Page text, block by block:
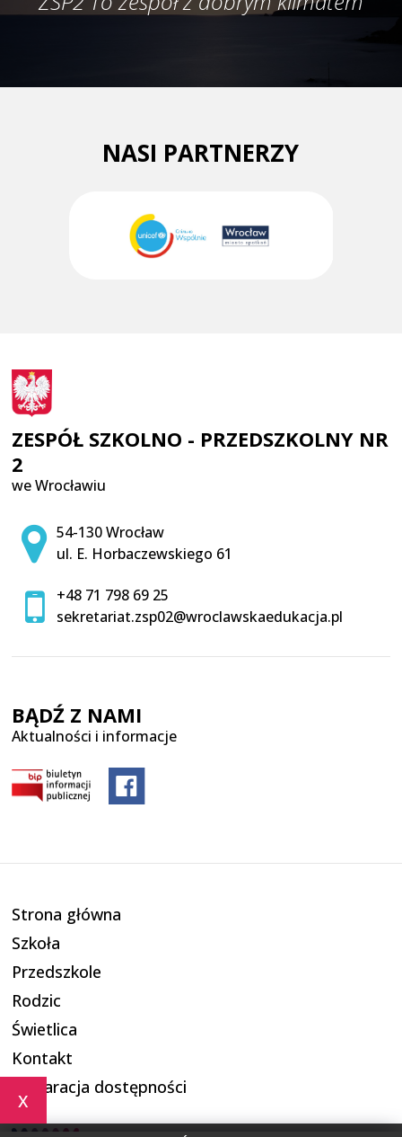
x
NASI PARTNERZY
ZESPÓŁ SZKOLNO - PRZEDSZKOLNY NR
2
we Wrocławiu
Adres pocztowy:
54-130 Wrocław
ul. E. Horbaczewskiego 61
+48 71 798 69 25
sekretariat.zsp02@wroclawskaedukacja.pl
BĄDŹ Z NAMI
Aktualności i informacje
Strona główna
Szkoła
Przedszkole
Rodzic
Świetlica
Kontakt
Deklaracja dostępności